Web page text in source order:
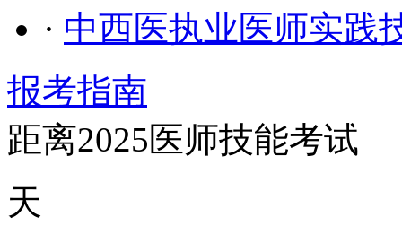
· 中西医执业医师实践
报考指南
距离2025医师技能考试
天